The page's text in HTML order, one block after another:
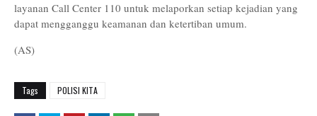
layanan Call Center 110 untuk melaporkan setiap kejadian yang
dapat mengganggu keamanan dan ketertiban umum.
(AS)
Tags POLISI KITA